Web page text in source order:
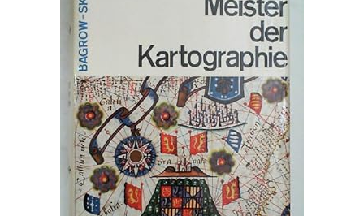
Art & Collectibles
Start Selling
CLOSE